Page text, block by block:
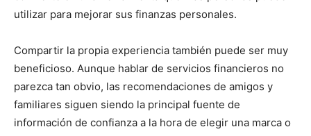
utilizar para mejorar sus finanzas personales.
Compartir la propia experiencia también puede ser muy
beneficioso. Aunque hablar de servicios financieros no
parezca tan obvio, las recomendaciones de amigos y
familiares siguen siendo la principal fuente de
información de confianza a la hora de elegir una marca o